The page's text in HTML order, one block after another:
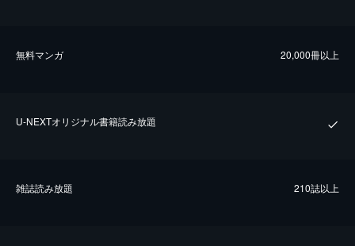
無料マンガ 20,000冊以上
U-NEXTオリジナル書籍読み放題
雑誌読み放題 210誌以上